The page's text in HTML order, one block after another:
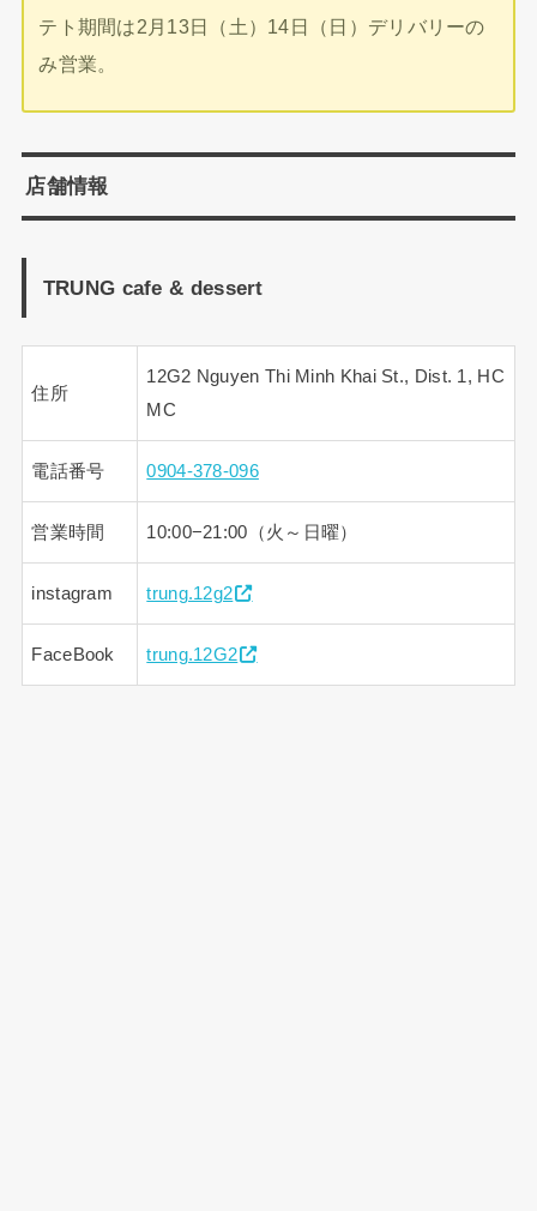
テト期間は2月13日（土）14日（日）デリバリーの
み営業。
店舗情報
TRUNG cafe & dessert
住所
12G2 Nguyen Thi Minh Khai St., Dist. 1, HC
MC
電話番号 0904-378-096
営業時間 10:00−21:00（火～日曜）
instagram trung.12g2
FaceBook trung.12G2